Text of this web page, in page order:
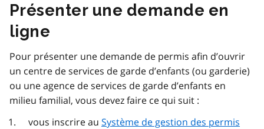
Présenter une demande en
ligne
Pour présenter une demande de permis afin d’ouvrir
un centre de services de garde d’enfants (ou garderie)
ou une agence de services de garde d’enfants en
milieu familial, vous devez faire ce qui suit :
vous inscrire au Système de gestion des permis